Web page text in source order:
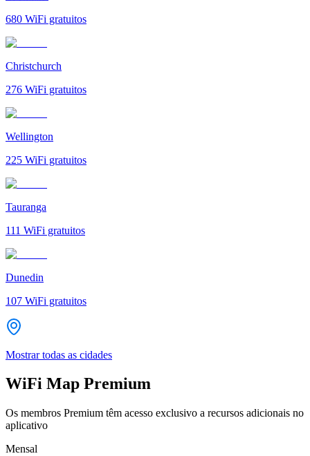
680 WiFi gratuitos
Christchurch
276 WiFi gratuitos
Wellington
225 WiFi gratuitos
Tauranga
111 WiFi gratuitos
Dunedin
107 WiFi gratuitos
Mostrar todas as cidades
WiFi Map Premium
Os membros Premium têm acesso exclusivo a recursos adicionais no
aplicativo
Mensal